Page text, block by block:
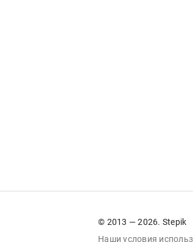
© 2013 — 2026. Stepik
Наши условия